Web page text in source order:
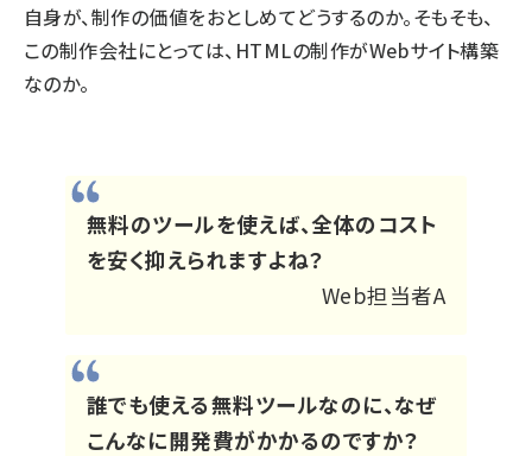
自身が、制作の価値をおとしめてどうするのか。そもそも、
この制作会社にとっては、HTMLの制作がWebサイト構築
なのか。
無料のツールを使えば、全体のコスト
を安く抑えられますよね？
Web担当者A
誰でも使える無料ツールなのに、なぜ
こんなに開発費がかかるのですか？